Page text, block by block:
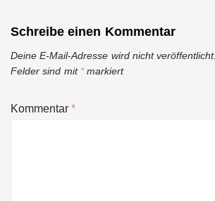
Schreibe einen Kommentar
Deine E-Mail-Adresse wird nicht veröffentlicht.
Felder sind mit *markiert
Kommentar*